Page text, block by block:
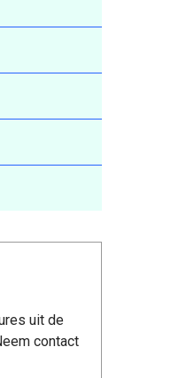
uit de
contact